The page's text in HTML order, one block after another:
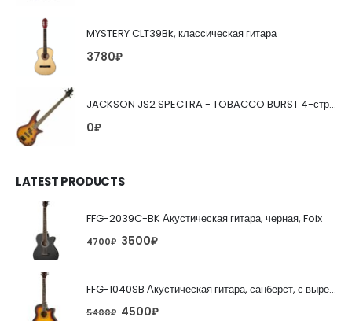
MYSTERY CLT39Bk, классическая гитара
3780₽
JACKSON JS2 SPECTRA - TOBACCO BURST 4-струнная бас-гитара
0₽
LATEST PRODUCTS
FFG-2039C-BK Акустическая гитара, черная, Foix
4700₽ 3500₽
FFG-1040SB Акустическая гитара, санберст, с вырезом, Foix
5400₽ 4500₽